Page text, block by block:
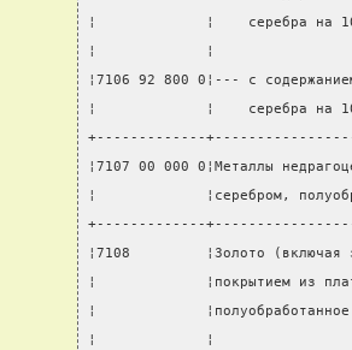
¦             ¦    серебра на
¦             ¦
¦7106 92 800 0¦--- с
¦             ¦    серебра на
+-------------
¦7107 00 000 0¦Металлы
¦             ¦серебром,
+-------------
¦7108         ¦Золото
¦             ¦покрытием из
¦
¦             ¦